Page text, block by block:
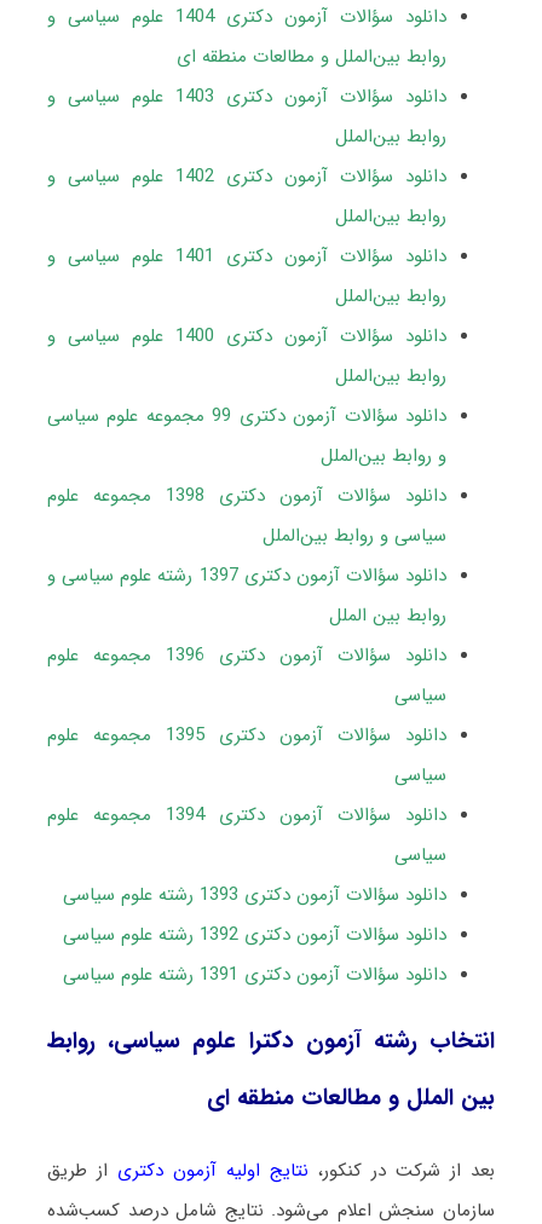
دانلود سؤالات آزمون دکتری 1404 علوم سیاسی و
روابط بین‌الملل و مطالعات منطقه ای
دانلود سؤالات آزمون دکتری 1403 علوم سیاسی و
روابط بین‌الملل
دانلود سؤالات آزمون دکتری 1402
علوم سیاسی و
روابط بین‌الملل
دانلود سؤالات آزمون دکتری 1401 علوم سیاسی و
روابط بین‌الملل
دانلود سؤالات آزمون دکتری 1400 علوم سیاسی و
روابط بین‌الملل
دانلود سؤالات آزمون دکتری 99 مجموعه علوم سیاسی
و روابط بین‌الملل
دانلود سؤالات آزمون دکتری 1398 مجموعه علوم
سیاسی و روابط بین‌الملل
دانلود سؤالات آزمون دکتری 1397 رشته علوم سیاسی و
روابط بین الملل
دانلود سؤالات آزمون دکتری 1396 مجموعه علوم
سیاسی
دانلود سؤالات آزمون دکتری 1395 مجموعه علوم
سیاسی
دانلود سؤالات آزمون دکتری 1394 مجموعه علوم
سیاسی
دانلود سؤالات آزمون دکتری 1393 رشته علوم سیاسی
دانلود سؤالات آزمون دکتری 1392 رشته علوم سیاسی
دانلود سؤالات آزمون دکتری 1391 رشته علوم سیاسی
انتخاب رشته آزمون دکترا علوم سیاسی، روابط
بین الملل و مطالعات منطقه ای
بعد از شرکت در کنکور، نتایج اولیه آزمون دکتری از طریق
سازمان سنجش اعلام می‌شود. نتایج شامل درصد کسب‌شده